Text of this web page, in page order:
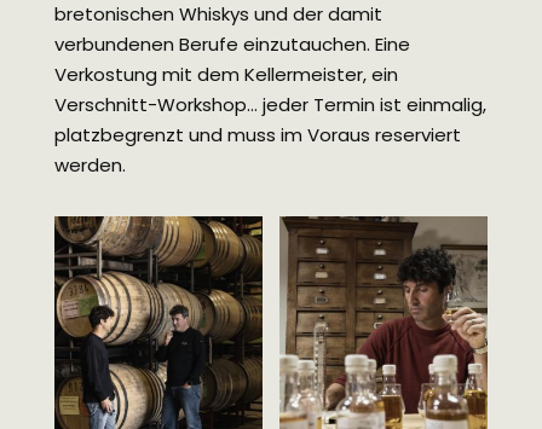
bretonischen Whiskys und der damit
verbundenen Berufe einzutauchen. Eine
Verkostung mit dem Kellermeister, ein
Verschnitt-Workshop… jeder Termin ist einmalig,
platzbegrenzt und muss im Voraus reserviert
werden.